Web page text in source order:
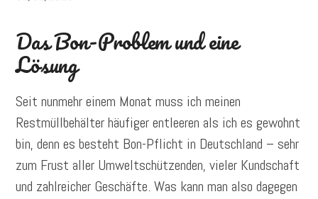
Das Bon-Problem und eine
Lösung
Seit nunmehr einem Monat muss ich meinen
Restmüllbehälter häufiger entleeren als ich es gewohnt
bin, denn es besteht Bon-Pflicht in Deutschland – sehr
zum Frust aller Umweltschützenden, vieler Kundschaft
und zahlreicher Geschäfte. Was kann man also dagegen